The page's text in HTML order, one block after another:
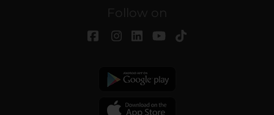
Follow on